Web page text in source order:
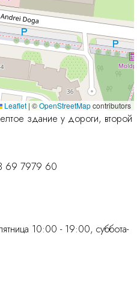
Leaflet | ©OpenStreetMapcontributors
здание у дороги, второй
69 7979 60
10:00 - 19:00, суббота-